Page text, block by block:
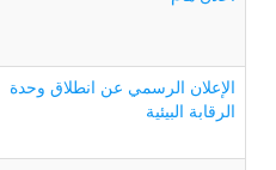
الإعلان الرسمي عن انطلاق وحدة
الرقابة البيئية